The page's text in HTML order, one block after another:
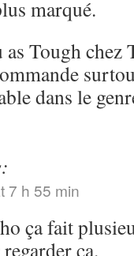
marqué.
Tough chez
dans le
7 h 55 min
ça fait
ça.